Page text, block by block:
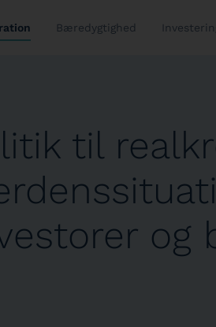
Bæredygtighed
til
og